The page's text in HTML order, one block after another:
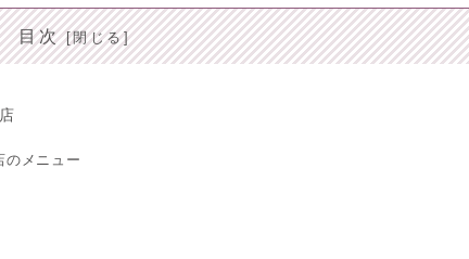
目次
のメニュー